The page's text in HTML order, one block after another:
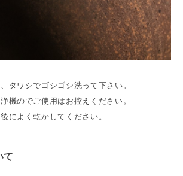
タワシでゴシゴシ洗って下さい。
機のでご使用はお控えください。
によく乾かしてください。
て